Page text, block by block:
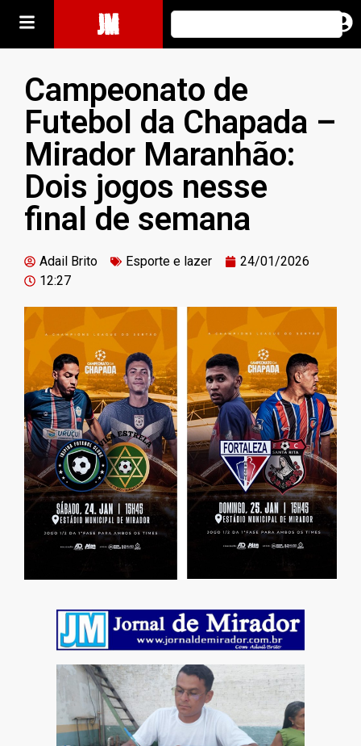
JM
Campeonato de
Futebol da Chapada –
Mirador Maranhão:
Dois jogos nesse
final de semana
Adail Brito Esporte e lazer
24/01/2026
12:27